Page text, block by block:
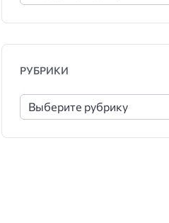
РУБРИКИ